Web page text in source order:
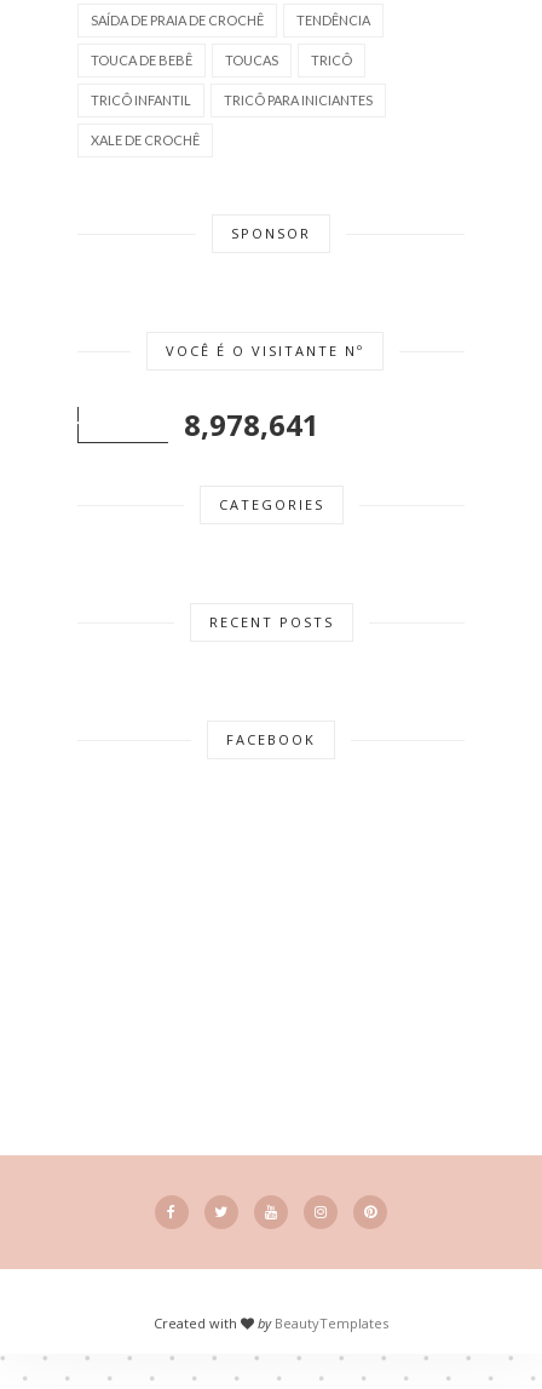
SAÍDA DE PRAIA DE CROCHÊ TENDÊNCIA
TOUCA DE BEBÊ TOUCAS TRICÔ
TRICÔ INFANTIL TRICÔ PARA INICIANTES
XALE DE CROCHÊ
SPONSOR
VOCÊ É O VISITANTE Nº
8,978,641
CATEGORIES
RECENT POSTS
FACEBOOK
Created with by BeautyTemplates